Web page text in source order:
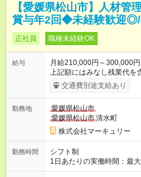
【愛媛県松山市】人材管
賞与年2回◆未経験歓迎
正社員 職種未経験OK
給与
月給210,000円～300,000円
上記額にはみなし残業代を
ます。 みなし残業代
※能力やスキルを考慮の上、
に1回の「年次昇給」があ
す。特に頑張っている人は
となることも。努力や成長が
期間】試用期間あり 試用
本採用時と同じです。
交通費別途支給あり
勤務地
愛媛県松山市
愛媛県松山市清水町
株式会社マーキュリー
勤務時間
シフト制
1日あたりの実働時間：最
間） ※勤務地により異なり